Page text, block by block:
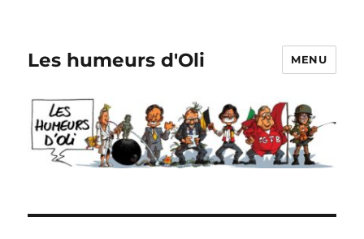
Les humeurs d'Oli MENU